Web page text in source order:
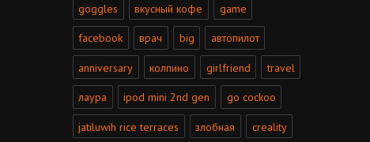
goggles вкусный кофе game
facebook врач big автопилот
anniversary колпино girlfriend travel
лаура ipod mini 2nd gen go cockoo
jatiluwih rice terraces злобная creality